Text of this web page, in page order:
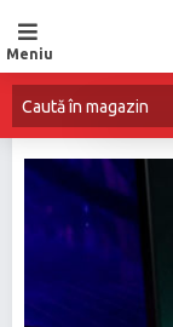
Meniu